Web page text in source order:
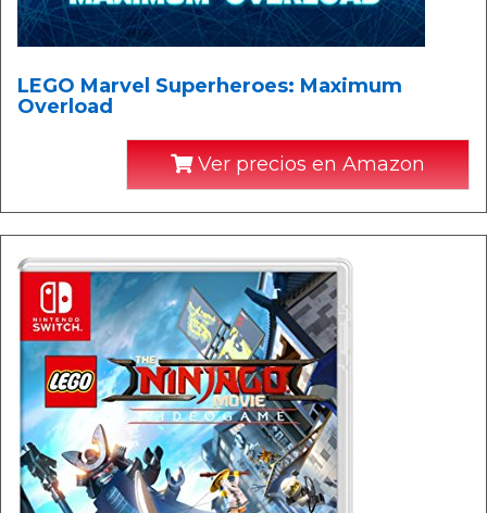
LEGO Marvel Superheroes: Maximum
Overload
Ver precios en Amazon